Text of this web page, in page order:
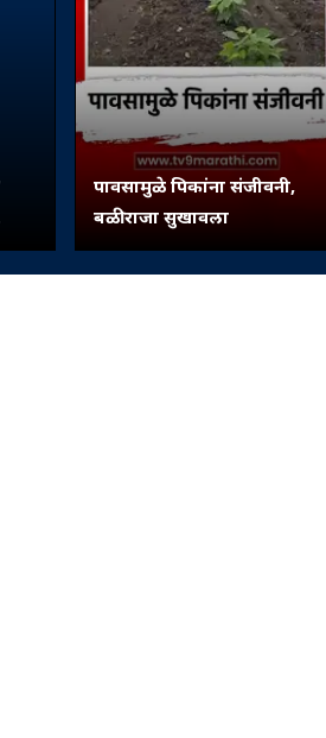
पावसामुळे पिकांना संजीवनी,
बळीराजा सुखावला